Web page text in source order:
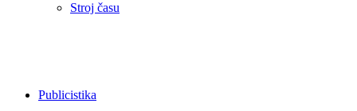
Stroj času
Publicistika